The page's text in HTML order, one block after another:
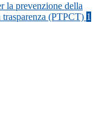
la prevenzione della
(PTPCT) 1